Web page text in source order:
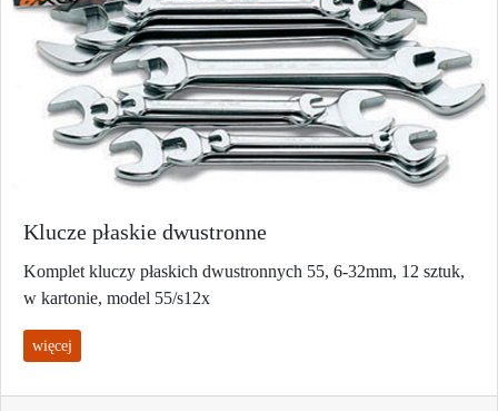
Klucze płaskie dwustronne
Komplet kluczy płaskich dwustronnych 55, 6-32mm, 12 sztuk,
w kartonie, model 55/s12x
więcej